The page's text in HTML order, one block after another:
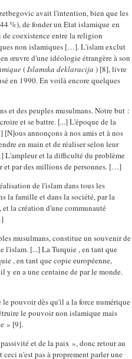
avait l'intention, bien que les
%), de fonder un Etat islamique en
coexistence entre la religion
non islamiques […]. L'islam exclut
œuvre d'une idéologie étrangère à son
(Islamska deklaracija ) [8], livre
en 1990. En voilà encore quelques
et des peuples musulmans. Notre but :
et se battre. [...] L'époque de la
annonçons à nos amis et à nos
en main et de réaliser selon leur
et la difficulté du problème
et par des millions de personnes. […]
de l'islam dans tous les
la famille et dans la société, par la
et la création d'une communauté
musulmans, constitue un souvenir de
l'islam. [...] La Turquie , en tant que
, en tant que copie européenne,
y en a une centaine de par le monde.
pouvoir dès qu'il a la force numérique
le pouvoir non islamique mais
» [9].
et de la paix », donc retour au
n'est pas à proprement parler une